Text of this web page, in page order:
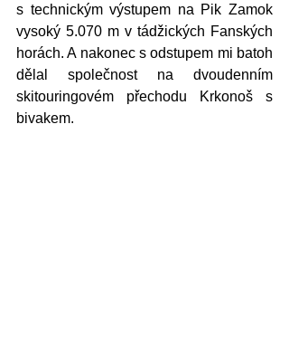
s technickým výstupem na Pik Zamok
vysoký 5.070 m v tádžických Fanských
horách. A nakonec s odstupem mi batoh
dělal společnost na dvoudenním
skitouringovém přechodu Krkonoš s
bivakem.